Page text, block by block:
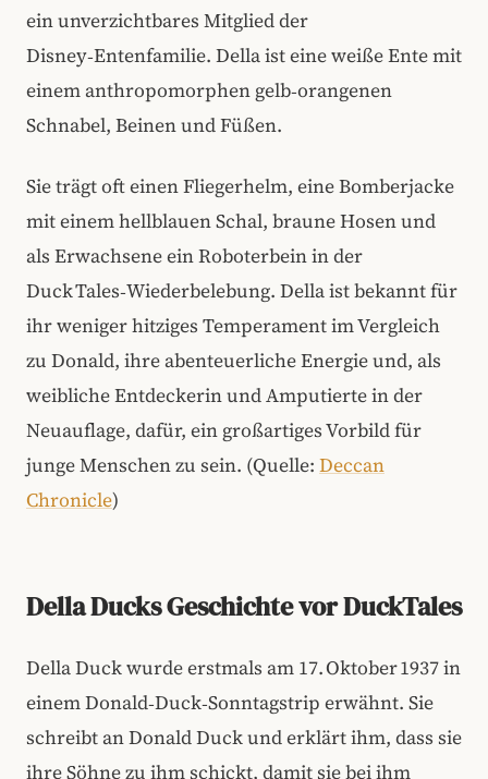
ein unverzichtbares Mitglied der
Disney‑Entenfamilie. Della ist eine weiße Ente mit
einem anthropomorphen gelb‑orangenen
Schnabel, Beinen und Füßen.
Sie trägt oft einen Fliegerhelm, eine Bomberjacke
mit einem hellblauen Schal, braune Hosen und
als Erwachsene ein Roboterbein in der
Duck Tales‑Wiederbelebung. Della ist bekannt für
ihr weniger hitziges Temperament im Vergleich
zu Donald, ihre abenteuerliche Energie und, als
weibliche Entdeckerin und Amputierte in der
Neuauflage, dafür, ein großartiges Vorbild für
junge Menschen zu sein. (Quelle: Deccan
Chronicle)
Della Ducks Geschichte vor DuckTales
Della Duck wurde erstmals am 17. Oktober 1937 in
einem Donald‑Duck‑Sonntagstrip erwähnt. Sie
schreibt an Donald Duck und erklärt ihm, dass sie
ihre Söhne zu ihm schickt, damit sie bei ihm